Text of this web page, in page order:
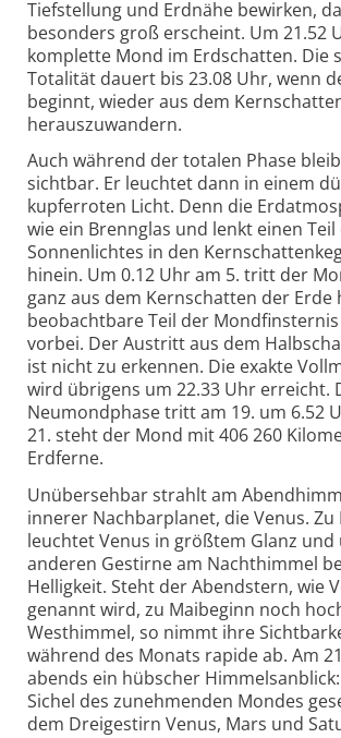
Tiefstellung und Erdnähe bewirken,
besonders groß erscheint. Um 21.52
komplette Mond im Erdschatten. Die
Totalität dauert bis 23.08 Uhr, wenn
beginnt, wieder aus dem
herauszuwandern.
Auch während der totalen Phase
sichtbar. Er leuchtet dann in einem
kupferroten Licht. Denn die
wie ein Brennglas und lenkt einen Teil
Sonnenlichtes in den
hinein. Um 0.12 Uhr am 5. tritt der
ganz aus dem Kernschatten der Erde
beobachtbare Teil der
vorbei. Der Austritt aus dem
ist nicht zu erkennen. Die exakte
wird übrigens um 22.33 Uhr erreicht.
Neumondphase tritt am 19. um 6.52
21. steht der Mond mit 406 260
Erdferne.
Unübersehbar strahlt am
innerer Nachbarplanet, die Venus.
leuchtet Venus in größtem Glanz
anderen Gestirne am Nachthimmel
Helligkeit. Steht der Abendstern, wie
genannt wird, zu Maibeginn noch
Westhimmel, so nimmt ihre
während des Monats rapide ab. Am
abends ein hübscher
Sichel des zunehmenden Mondes
dem Dreigestirn Venus, Mars und